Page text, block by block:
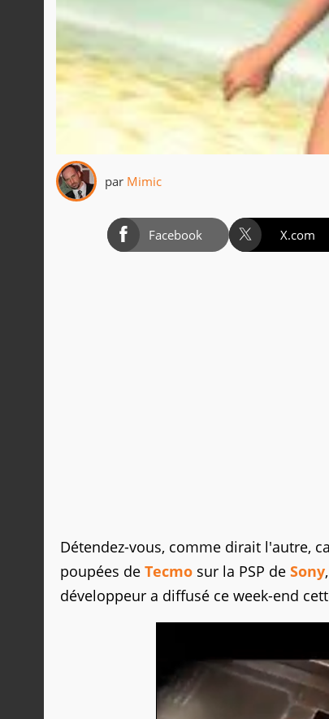
par Mimic
Facebook X.com
Détendez-vous, comme dirait l'autre,
poupées de Tecmo sur la PSP de Sony
développeur a diffusé ce week-end